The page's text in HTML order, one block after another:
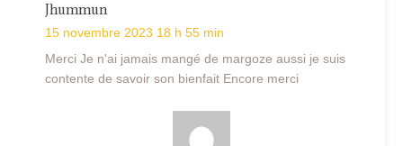
Jhummun
15 novembre 2023 18 h 55 min
Merci Je n'ai jamais mangé de margoze aussi je suis
contente de savoir son bienfait Encore merci